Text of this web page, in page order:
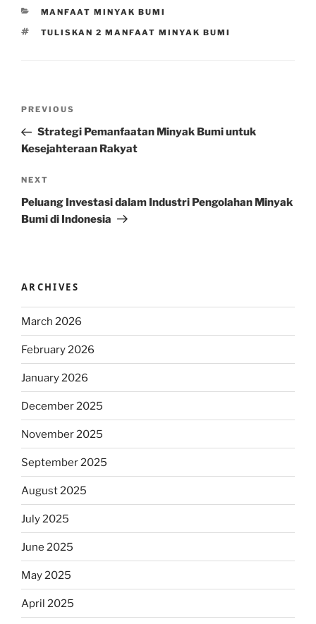
CATEGORIES
MANFAAT MINYAK BUMI
TAGS
TULISKAN 2 MANFAAT MINYAK BUMI
Previous
Post
PREVIOUS
Strategi Pemanfaatan Minyak Bumi untuk
Kesejahteraan Rakyat
Next
Post
NEXT
Peluang Investasi dalam Industri Pengolahan Minyak
Bumi di Indonesia
ARCHIVES
March 2026
February 2026
January 2026
December 2025
November 2025
September 2025
August 2025
July 2025
June 2025
May 2025
April 2025